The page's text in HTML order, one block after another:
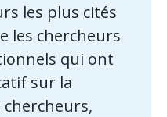
les plus cités
les chercheurs
qui ont
sur la